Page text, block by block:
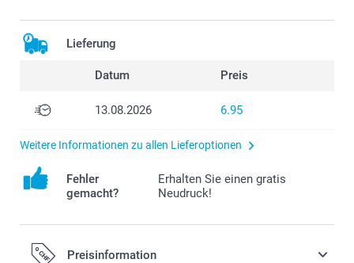
Lieferung
Datum Preis
13.08.2026 6.95
Weitere Informationen zu allen Lieferoptionen
Fehler
gemacht?
Erhalten Sie einen gratis
Neudruck!
Preisinformation